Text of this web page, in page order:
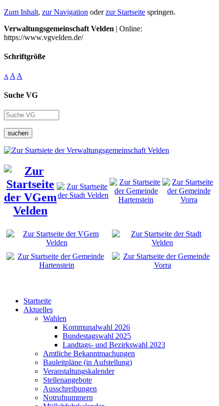
Zum Inhalt, zur Navigation oderzur Startseite springen.
Verwaltungsgemeinschaft Velden | Online:
https://www.vgvelden.de/
Schriftgröße
A A A
Suche VG
suchen
Startseite
Aktuelles
Wahlen
Kommunalwahl 2026
Bundestagswahl 2025
Landtags- und Bezirkswahl 2023
Amtliche Bekanntmachungen
Bauleitpläne (in Aufstellung)
Veranstaltungskalender
Stellenangebote
Ausschreibungen
Notrufnummern